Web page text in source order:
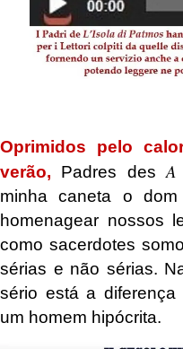
Oprimidos pelo
verão, Padres desA
minha caneta o
homenagear nossos
como sacerdotes
sérias e não sérias.
sério está a
um homem hipócrita.